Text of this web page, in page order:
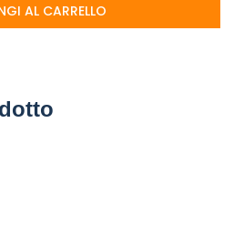
AL CARRELLO